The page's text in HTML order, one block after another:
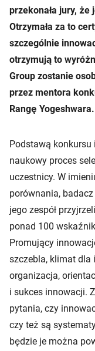
przekonała jury, że
Otrzymała za to
szczególnie
otrzymują to
Group zostanie
przez mentora
Rangę Yogeshwara.
Podstawą
naukowy proces
uczestnicy. W
porównania,
jego zespół
ponad 100
Promujący
szczebla, klimat dla
organizacja,
i sukces innowacji.
pytania, czy
czy też są
będzie je można